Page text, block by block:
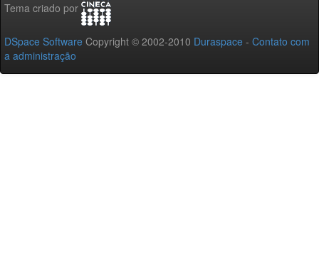
Tema criado por
DSpace Software Copyright © 2002-2010 Duraspace - Contato com
a administração